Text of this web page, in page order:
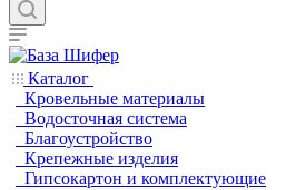
Каталог
Кровельные материалы
Водосточная система
Благоустройство
Крепежные изделия
Гипсокартон и комплектующие